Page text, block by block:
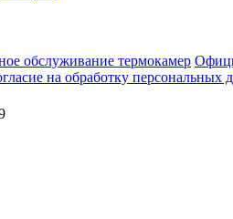
обслуживание термокамер
на обработку персональных